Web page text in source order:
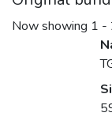
Now showing 1 -